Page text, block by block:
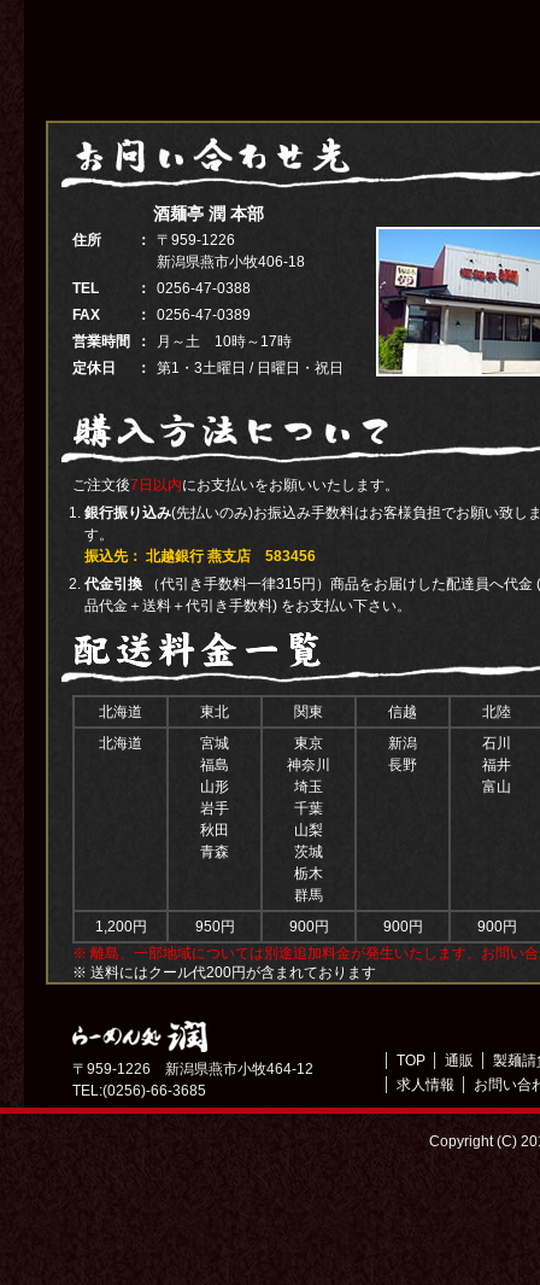
酒麺亭 潤 本部
住所 ：
〒959-1226
新潟県燕市小牧406-18
TEL
：
0256-47-0388
FAX
：
0256-47-0389
営業時間
：
月～土 10時～17時
定休日
： 第1・3土曜日 / 日曜日・祝日
ご注文後7日以内にお支払いをお願いいたします。
銀行振り込み(先払いのみ)お振込み手数料はお客様負担でお願い致し
す。
振込先： 北越銀行 燕支店 583456
代金引換 （代引き手数料一律315円）商品をお届けした配達員へ代金
品代金＋送料＋代引き手数料) をお支払い下さい。
北海道 東北 関東 信越
北陸
北海道
宮城
福島
山形
岩手
秋田
青森
東京
神奈川
埼玉
千葉
山梨
茨城
栃木
群馬
新潟
長野
石川
福井
富山
1,200円 950円 900円 900円
900円
※ 離島、一部地域については別途追加料金が発生いたします。お問い
※ 送料にはクール代200円が含まれております
〒959-1226 新潟県燕市小牧464-12
TEL:(0256)-66-3685
TOP 通販
製麺請
求人情報
お問い合
Copyright (C)